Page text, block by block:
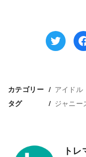
カテゴリー アイドル
タグ ジャニ
ト